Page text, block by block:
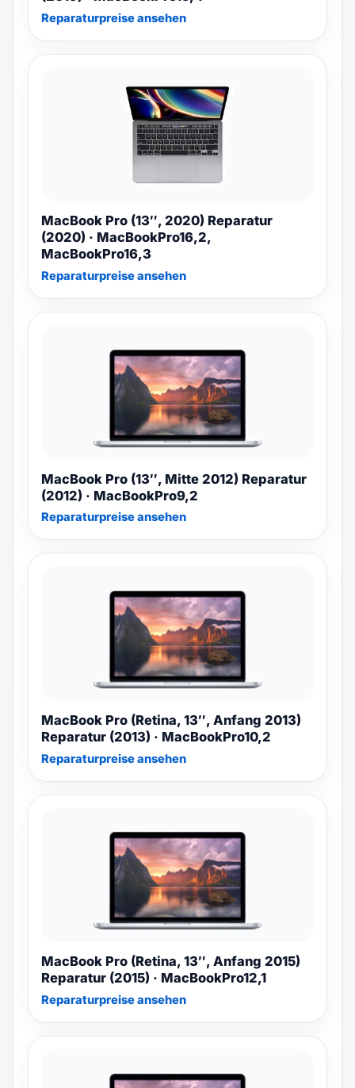
Reparaturpreise ansehen
MacBook Pro (13″, 2020) Reparatur
(2020) · MacBookPro16,2,
MacBookPro16,3
Reparaturpreise ansehen
MacBook Pro (13″, Mitte 2012) Reparatur
(2012) · MacBookPro9,2
Reparaturpreise ansehen
MacBook Pro (Retina, 13″, Anfang 2013)
Reparatur (2013) · MacBookPro10,2
Reparaturpreise ansehen
MacBook Pro (Retina, 13″, Anfang 2015)
Reparatur (2015) · MacBookPro12,1
Reparaturpreise ansehen